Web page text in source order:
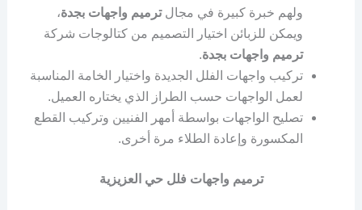
ولهم خبرة كبيرة في مجالترميم واجهات بجدة،
ويمكن للزبائن اختيار التصميم من كتالوجات شركة
ترميم واجهات بجدة.
تركيب واجهات الفلل الجديدة واختيار الخامة المناسبة
لعمل الواجهات حسب الطراز الذي يختاره العميل.
تصليح الواجهات بواسطة أمهر الفنيين وتركيب القطع
المكسورة وإعادة الطلاء مرة أخرى.
ترميم واجهات فلل حي العزيزية